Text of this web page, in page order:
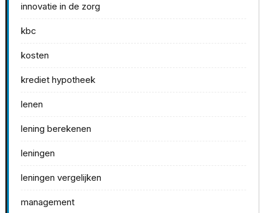
innovatie in de zorg
kbc
kosten
krediet hypotheek
lenen
lening berekenen
leningen
leningen vergelijken
management